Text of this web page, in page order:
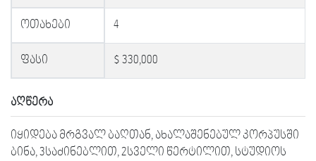
ოთახები 4
ფასი $ 330,000
აღწერა
იყიდება მრგვალ ბაღთან, ახალაშენებულ კორპუსში
ბინა, 3საძინებლით, 2სველი წერტილით, სტუდიოს